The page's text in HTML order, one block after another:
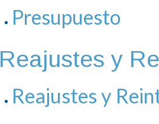
Presupuesto
Reajustes y
Reajustes y